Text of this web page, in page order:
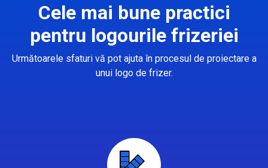
Cele mai bune practici
pentru logourile frizeriei
Următoarele sfaturi vă pot ajuta în procesul de proiectare a
unui logo de frizer.